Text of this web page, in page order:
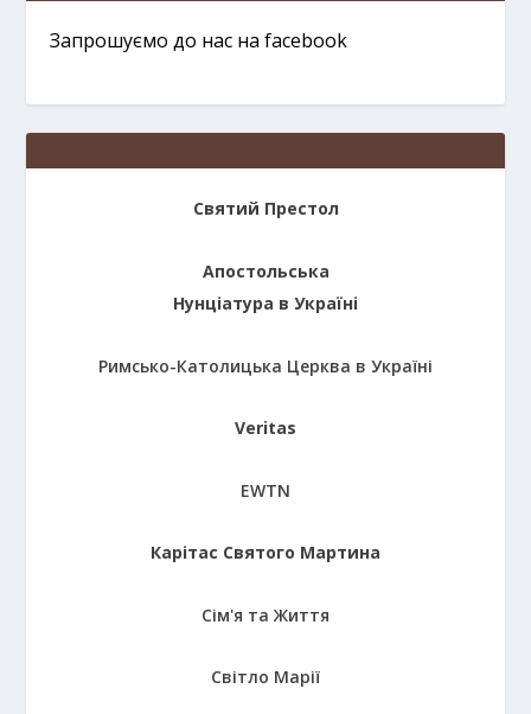
Запрошуємо до нас на facebook
Святий Престол
Апостольська
Нунціатура в Україні
Римсько-Католицька Церква в Україні
Veritas
EWTN
Карітас Святого Мартина
Сім'я та Життя
Світло Марії